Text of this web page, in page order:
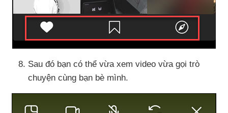
Sau đó bạn có thể vừa xem video vừa gọi trò
chuyện cùng bạn bè mình.